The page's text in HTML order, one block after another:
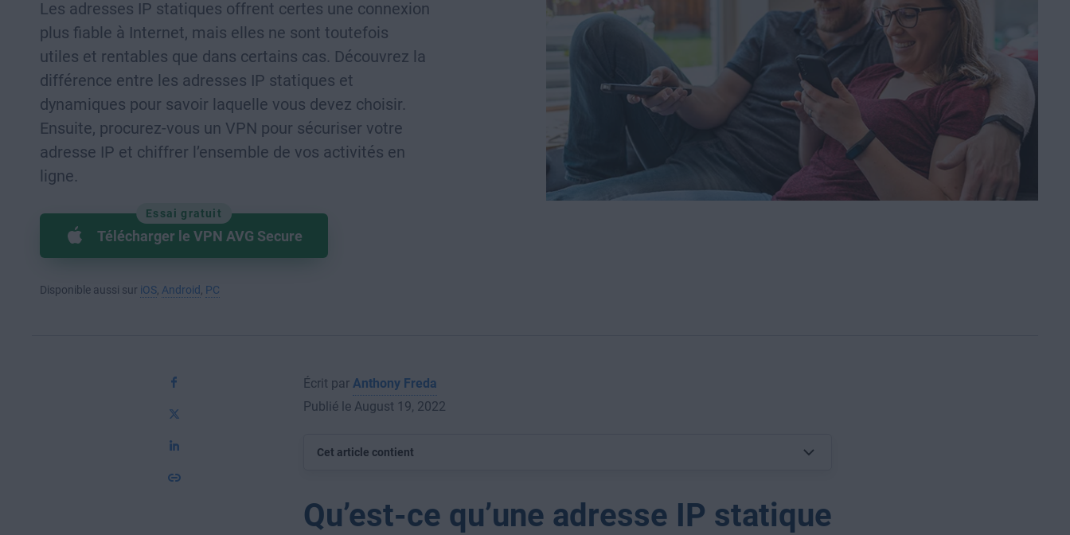
Les adresses IP statiques offrent certes une connexion
plus fiable à Internet, mais elles ne sont toutefois
utiles et rentables que dans certains cas. Découvrez la
différence entre les adresses IP statiques et
dynamiques pour savoir laquelle vous devez choisir.
Ensuite, procurez-vous un VPN pour sécuriser votre
adresse IP et chiffrer l’ensemble de vos activités en
ligne.
Essai gratuit
Télécharger le VPN AVG Secure
Disponible aussi sur iOS Android PC
Écrit par Anthony Freda
Publié le August 19, 2022
Cet article contient
Qu’est-ce qu’une adresse IP statique